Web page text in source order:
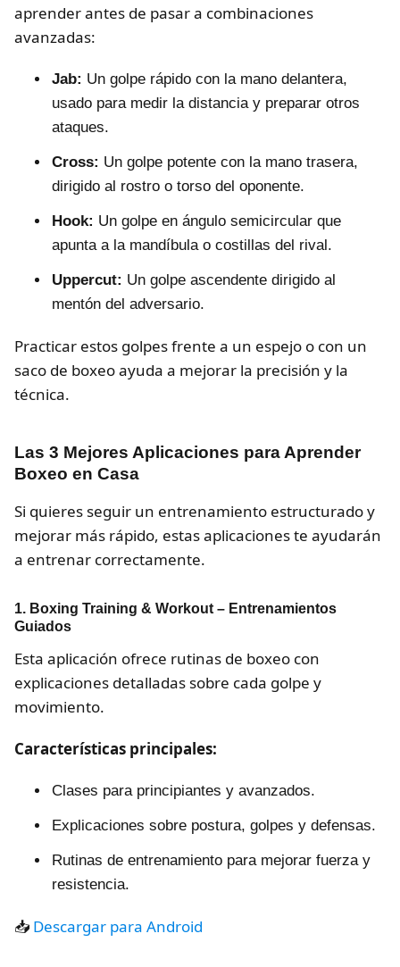
aprender antes de pasar a combinaciones
avanzadas:
Jab: Un golpe rápido con la mano delantera,
usado para medir la distancia y preparar otros
ataques.
Cross: Un golpe potente con la mano trasera,
dirigido al rostro o torso del oponente.
Hook: Un golpe en ángulo semicircular que
apunta a la mandíbula o costillas del rival.
Uppercut: Un golpe ascendente dirigido al
mentón del adversario.
Practicar estos golpes frente a un espejo o con un
saco de boxeo ayuda a mejorar la precisión y la
técnica.
Las 3 Mejores Aplicaciones para Aprender
Boxeo en Casa
Si quieres seguir un entrenamiento estructurado y
mejorar más rápido, estas aplicaciones te ayudarán
a entrenar correctamente.
1. Boxing Training & Workout – Entrenamientos
Guiados
Esta aplicación ofrece rutinas de boxeo con
explicaciones detalladas sobre cada golpe y
movimiento.
Características principales:
Clases para principiantes y avanzados.
Explicaciones sobre postura, golpes y defensas.
Rutinas de entrenamiento para mejorar fuerza y
resistencia.
📥 Descargar para Android